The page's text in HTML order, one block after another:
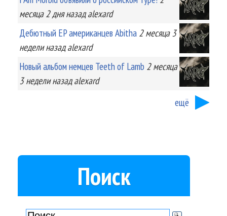
месяца 2 дняназад alexard
Дебютный EP американцев Abitha 2 месяца 3
неделиназад alexard
Новый альбом немцев Teeth of Lamb 2 месяца
3 неделиназад alexard
ещё
Поиск